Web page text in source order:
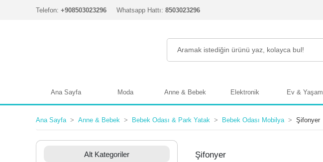
Telefon: +908503023296 Whatsapp Hattı: 8503023296
Ana Sayfa Moda Anne & Bebek Elektronik Ev & Yaşam
Ana Sayfa Anne & Bebek Bebek Odası & Park Yatak Bebek Odası Mobilya Şifonyer
Alt Kategoriler Şifonyer